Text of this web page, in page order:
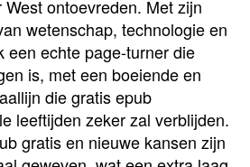
ontoevreden. Met zijn
wetenschap, technologie en
een echte page-turner die
is, met een boeiende en
die gratis epub
leeftijden zeker zal verblijden.
gratis en nieuwe kansen zijn